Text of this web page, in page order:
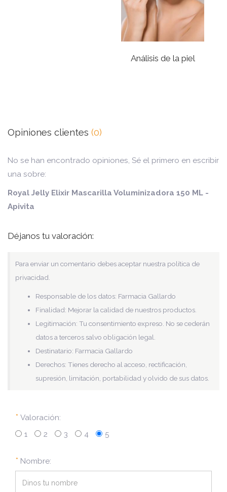
Análisis de la piel
Opiniones clientes (0)
No se han encontrado opiniones, Sé el primero en escribir
una sobre:
Royal Jelly Elixir Mascarilla Voluminizadora 150 ML -
Apivita
Déjanos tu valoración:
Para enviar un comentario debes aceptar nuestra política de
privacidad.
Responsable de los datos: Farmacia Gallardo
Finalidad: Mejorar la calidad de nuestros productos.
Legitimación: Tu consentimiento expreso. No se cederán
datos a terceros salvo obligación legal.
Destinatario: Farmacia Gallardo
Derechos: Tienes derecho al acceso, rectificación,
supresión, limitación, portabilidad y olvido de sus datos.
* Valoración:
1
2 3 4 5
* Nombre: